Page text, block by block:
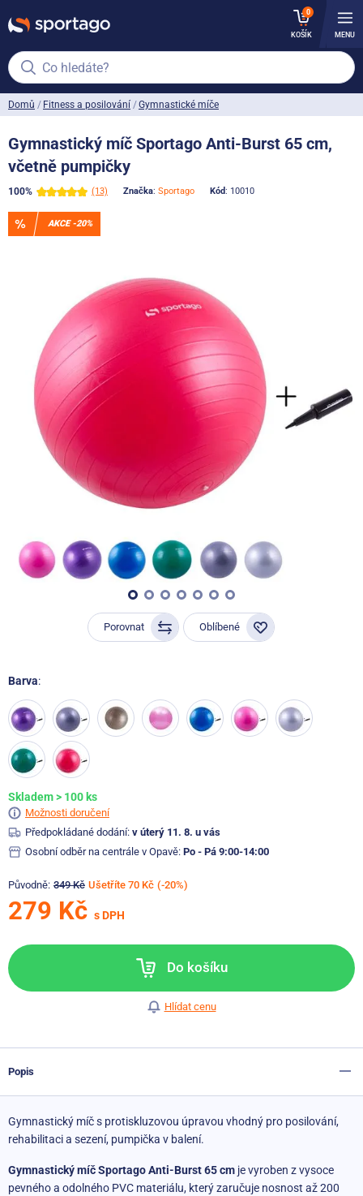
0
KOŠÍK MENU
Co hledáte?
Domů Fitness a posilování Gymnastické míče
100% (13) Značka: Sportago Kód: 10010
Gymnastický míč Sportago Anti-Burst 65 cm,
včetně pumpičky
Barva:
Skladem > 100 ks
Možnosti doručení
Předpokládané dodání: v úterý 11. 8. u vás
Osobní odběr na centrále v Opavě: Po - Pá 9:00-14:00
Původně: 349 Kč Ušetříte 70 Kč (-20%)
279 Kč s DPH
Do košíku
Hlídat cenu
AKCE -20%
Porovnat Oblíbené
Popis
Gymnastický míč s protiskluzovou úpravou vhodný pro posilování,
rehabilitaci a sezení, pumpička v balení.
Gymnastický míčSportago Anti-Burst 65 cm je vyroben z vysoce
pevného a odolného PVC materiálu, který zaručuje nosnost až 200